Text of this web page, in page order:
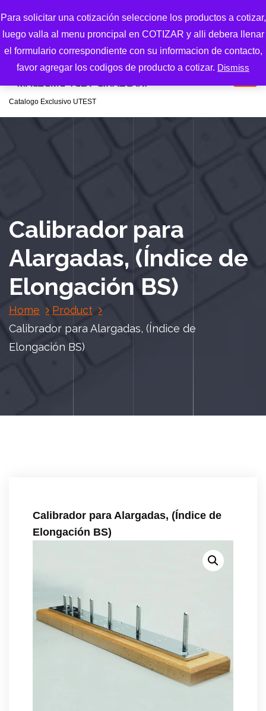
Para solicitar una cotización seleccione los productos a cotizar,
luego valla al menu proncipal en COTIZAR y alli debera llenar
el formulario correspondiente con su informacion de contacto,
favor agregar los codigos de producto a cotizar. Dismiss
k
Catalogo Exclusivo UTEST
Calibrador para
Alargadas, (Índice de
Elongación BS)
Home
Product
Calibrador para Alargadas, (Índice de
Elongación BS)
Calibrador para Alargadas, (Índice de
Elongación BS)